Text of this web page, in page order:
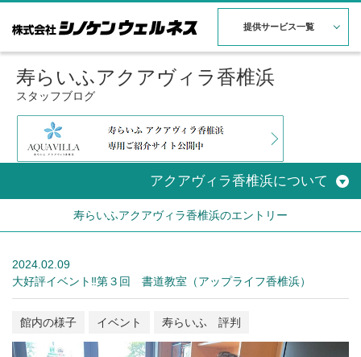
提供サービス一覧
寿らいふアクアヴィラ香椎浜
スタッフブログ
アクアヴィラ香椎浜について
寿らいふアクアヴィラ香椎浜のエントリー
2024.02.09
大好評イベント‼第３回 書道教室（アップライフ香椎浜）
館内の様子 イベント 寿らいふ 評判